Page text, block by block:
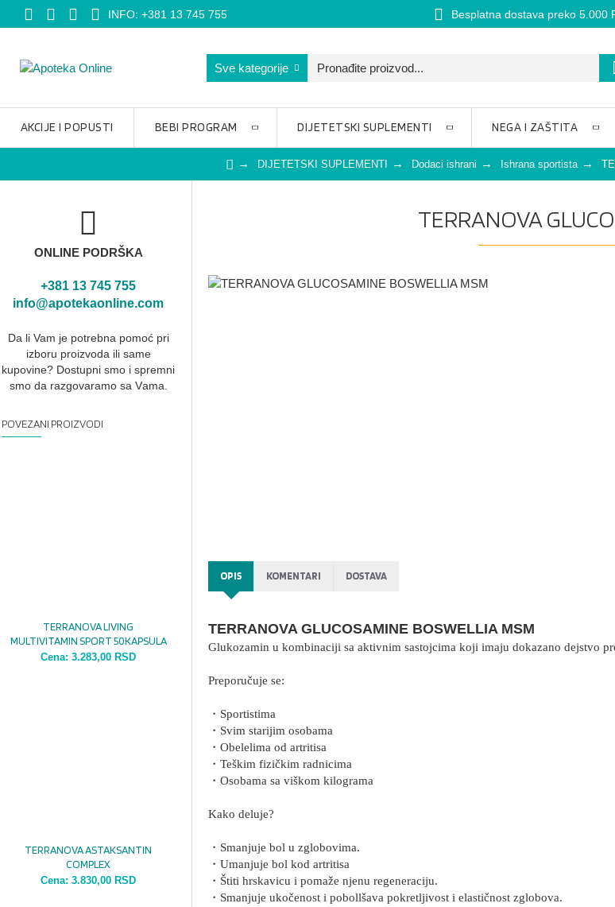
INFO: +381 13 745 755 Besplatna dostava preko 5.000
Sve kategorije
AKCIJE I POPUSTI BEBI PROGRAM DIJETETSKI SUPLEMENTI NEGA I ZAŠTITA
DIJETETSKI SUPLEMENTI Dodaci ishrani Ishrana sportista
ONLINE PODRŠKA
+381 13 745 755
info@apotekaonline.com
Da li Vam je potrebna pomoć pri
izboru proizvoda ili same
kupovine? Dostupni smo i spremni
smo dа rаzgovаrаmo sа Vаmа.
POVEZANI PROIZVODI
TERRANOVA LIVING
MULTIVITAMIN SPORT 50KAPSULA
Cena:3.283,00 RSD
TERRANOVA ASTAKSANTIN
COMPLEX
Cena:3.830,00 RSD
TERRANOVA
OPIS KOMENTARI DOSTAVA
TERRANOVA GLUCOSAMINE BOSWELLIA MSM
Glukozamin u kombinaciji sa aktivnim sastojcima koji imaju dokazano dejstvo
Preporučuje se:
・Sportistima
・Svim starijim osobama
・Obelelima od artritisa
・Teškim fizičkim radnicima
・Osobama sa viškom kilograma
Kako deluje?
・Smanjuje bol u zglobovima.
・Umanjuje bol kod artritisa
・Štiti hrskavicu i pomaže njenu regeneraciju.
・Smanjuje ukočenost i pobollšava pokretljivost i elastičnost zglobova.